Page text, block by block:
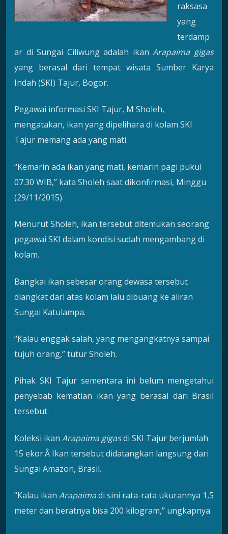
raksasa
yang
terdamp
ar di Sungai Ciliwung adalah ikanArapaima gigas
yang berasal dari tempat wisata Sumber Karya
Indah (SKI) Tajur, Bogor.
Pegawai informasi SKI Tajur, M Sholeh,
mengatakan, ikan yang dipelihara di kolam SKI
Tajur memang ada yang mati.
“Kemarin ada ikan yang mati, kemarin pagi pukul
07.30 WIB,” kata Sholeh saat dikonfirmasi, Minggu
(29/11/2015).
Menurut Sholeh, ikan tersebut ditemukan seorang
pegawai SKI dalam kondisi sudah mengambang di
kolam.
Bangkai ikan sebesar orang dewasa tersebut
diangkat dari atas kolam lalu dibuang ke aliran
Sungai Katulampa.
“Kalau enggak salah, yang mengangkatnya sampai
tujuh orang,” tutur Sholeh.
Pihak SKI Tajur sementara ini belum mengetahui
penyebab kematian ikan yang berasal dari Brasil
tersebut.
Koleksi ikan Arapaima gigasdi SKI Tajur berjumlah
15 ekor.Â Ikan tersebut didatangkan langsung dari
Sungai Amazon, Brasil.
“Kalau ikan Arapaimadi sini rata-rata ukurannya 1,5
meter dan beratnya bisa 200 kilogram,” ungkapnya.